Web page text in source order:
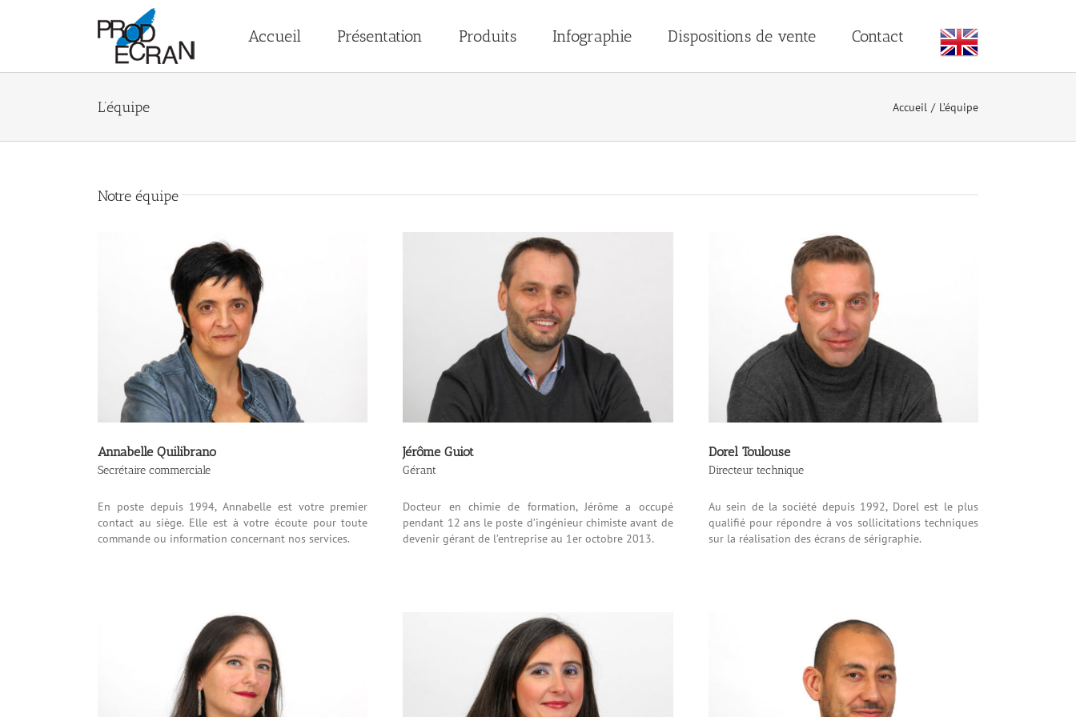
Accueil Présentation Produits Infographie Dispositions de vente Contact
L’équipe Accueil / L’équipe
Notre équipe
Annabelle Quilibrano
Secrétaire commerciale
En poste depuis 1994, Annabelle est votre premier
contact au siège. Elle est à votre écoute pour toute
commande ou information concernant nos services.
Jérôme Guiot
Gérant
Docteur en chimie de formation, Jérôme a occupé
pendant 12 ans le poste d’ingénieur chimiste avant de
devenir gérant de l’entreprise au 1er octobre 2013.
Dorel Toulouse
Directeur technique
Au sein de la société depuis 1992, Dorel est le plus
qualifié pour répondre à vos sollicitations techniques
sur la réalisation des écrans de sérigraphie.